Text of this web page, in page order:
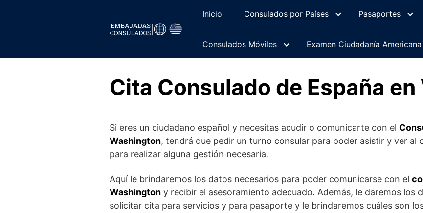
Inicio Consulados por Países Pasaportes
Consulados Móviles Examen Ciudadanía Americana
Cita Consulado de España
Si eres un ciudadano español y necesitas acudir o comunicarte con el
Washington, tendrá que pedir un turno consular para poder asistir y ver al
para realizar alguna gestión necesaria.
Aquí le brindaremos los datos necesarios para poder comunicarse con el
Washington y recibir el asesoramiento adecuado. Además, le daremos los
solicitar cita para servicios y para pasaporte y le brindaremos cuáles son